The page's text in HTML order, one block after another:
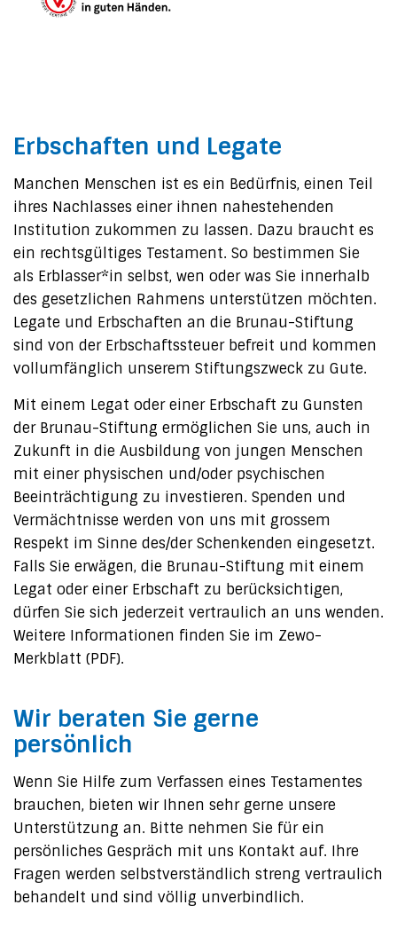
Erbschaften und Legate
Manchen Menschen ist es ein Bedürfnis, einen Teil
ihres Nachlasses einer ihnen nahestehenden
Institution zukommen zu lassen. Dazu braucht es
ein rechtsgültiges Testament. So bestimmen Sie
als Erblasser*in selbst, wen oder was Sie innerhalb
des gesetzlichen Rahmens unterstützen möchten.
Legate und Erbschaften an die Brunau-Stiftung
sind von der Erbschaftssteuer befreit und kommen
vollumfänglich unserem Stiftungszweck zu Gute.
Mit einem Legat oder einer Erbschaft zu Gunsten
der Brunau-Stiftung ermöglichen Sie uns, auch in
Zukunft in die Ausbildung von jungen Menschen
mit einer physischen und/oder psychischen
Beeinträchtigung zu investieren. Spenden und
Vermächtnisse werden von uns mit grossem
Respekt im Sinne des/der Schenkenden eingesetzt.
Falls Sie erwägen, die Brunau-Stiftung mit einem
Legat oder einer Erbschaft zu berücksichtigen,
dürfen Sie sich jederzeit vertraulich an uns wenden.
Weitere Informationen finden Sie im Zewo-
Merkblatt (PDF).
Wir beraten Sie gerne
persönlich
Wenn Sie Hilfe zum Verfassen eines Testamentes
brauchen, bieten wir Ihnen sehr gerne unsere
Unterstützung an. Bitte nehmen Sie für ein
persönliches Gespräch mit uns Kontakt auf. Ihre
Fragen werden selbstverständlich streng vertraulich
behandelt und sind völlig unverbindlich.